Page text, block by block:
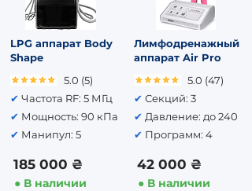
LPG аппарат Body
Shape
5.0 (5)
✔ Частота RF: 5 МГц
✔ Мощность: 90 кПа
✔ Манипул: 5
185 000 ₴
● В наличии
Лимфодренажный
аппарат Air Pro
5.0 (47)
✔ Секций: 3
✔ Давление: до 240
✔ Программ: 4
42 000 ₴
● В наличии